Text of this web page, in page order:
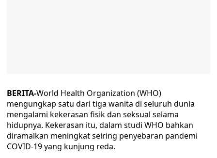
BERITA-World Health Organization (WHO)
mengungkap satu dari tiga wanita di seluruh dunia
mengalami kekerasan fisik dan seksual selama
hidupnya. Kekerasan itu, dalam studi WHO bahkan
diramalkan meningkat seiring penyebaran pandemi
COVID-19 yang kunjung reda.